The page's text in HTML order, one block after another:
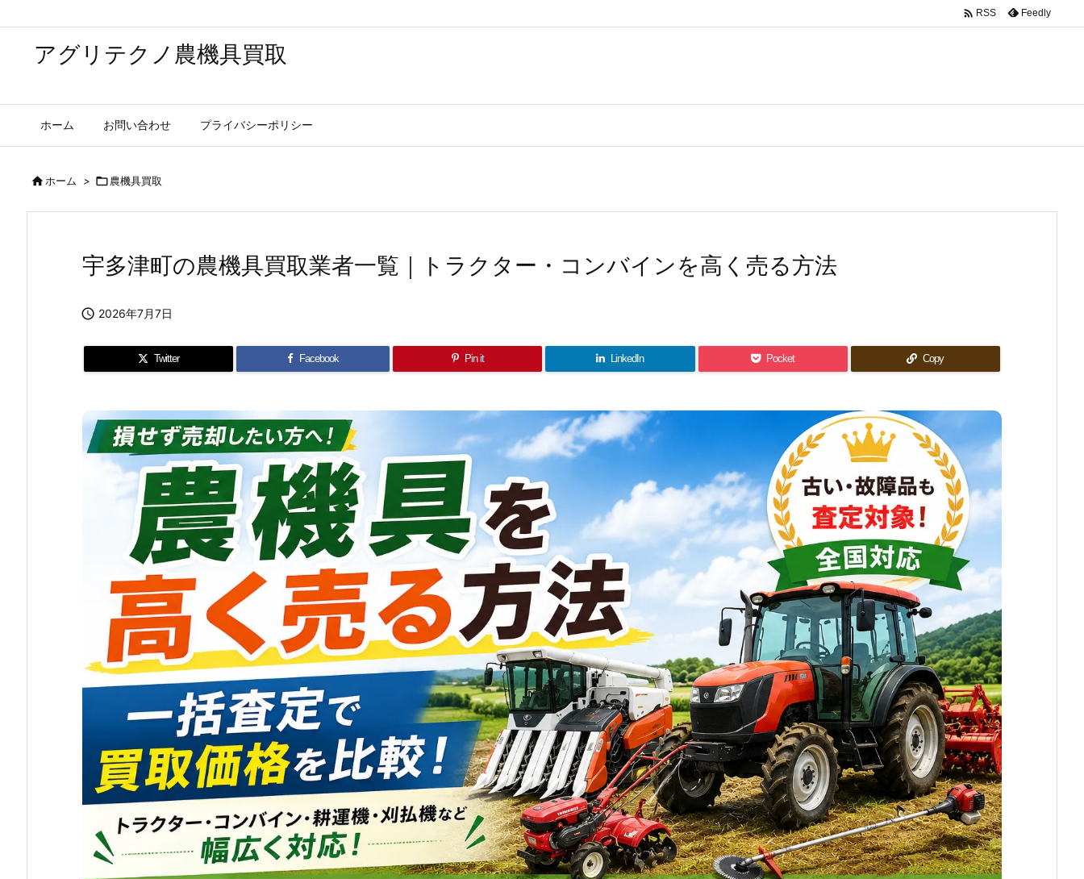
アグリテクノ農機具買取
ホーム お問い合わせ プライバシーポリシー
 RSS Feedly
ホーム > 農機具買取
宇多津町の農機具買取業者一覧｜トラクター・コンバインを高く売る方法
 2026年7月7日
Twitter Facebook Pin it LinkedIn Pocket Copy